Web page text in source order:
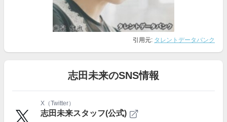
引用元: タレントデータバンク
志田未来のSNS情報
X（Twitter）
志田未来スタッフ(公式)